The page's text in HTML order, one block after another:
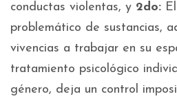
conductas violentas, y 2do:
problemático de sustancias,
vivencias a trabajar en su
tratamiento psicológico
género, deja un control